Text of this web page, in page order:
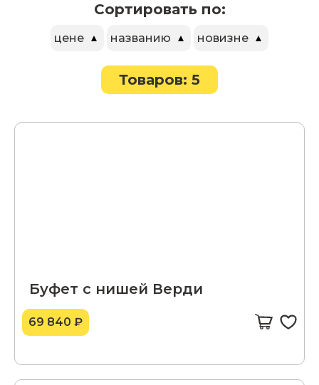
Сортировать по:
цене названию новизне
Товаров: 5
Буфет с нишей Верди
69 840 ₽